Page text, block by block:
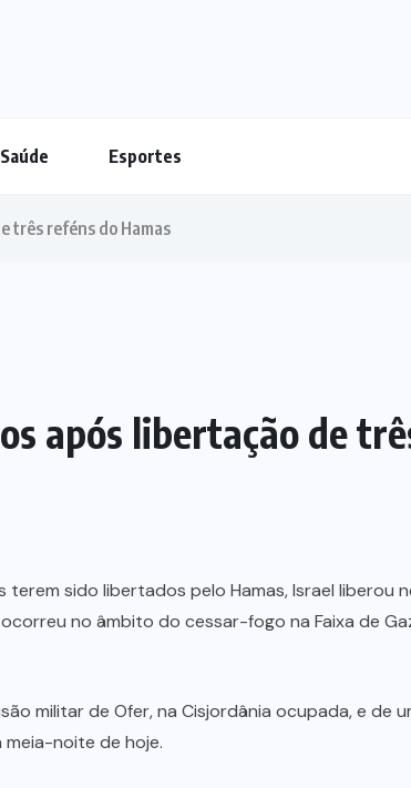
Saúde Esportes
três reféns do Hamas
após libertação de
terem sido libertados pelo Hamas, Israel
no âmbito do cessar-fogo na Faixa de
militar de Ofer, na Cisjordânia ocupada, e de
noite de hoje.